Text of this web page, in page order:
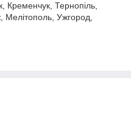
Кременчук, Тернопіль,
Мелітополь, Ужгород,